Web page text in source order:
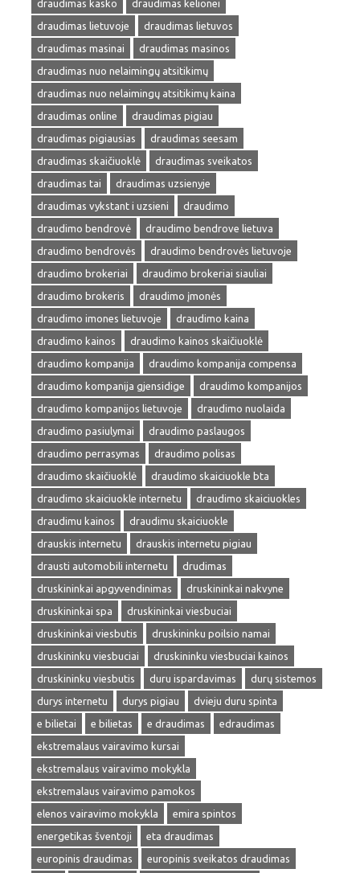
draudimas kasko
draudimas kelionei
draudimas lietuvoje
draudimas lietuvos
draudimas masinai
draudimas masinos
draudimas nuo nelaimingų atsitikimų
draudimas nuo nelaimingų atsitikimų kaina
draudimas online
draudimas pigiau
draudimas pigiausias
draudimas seesam
draudimas skaičiuoklė
draudimas sveikatos
draudimas tai
draudimas uzsienyje
draudimas vykstant i uzsieni
draudimo
draudimo bendrovė
draudimo bendrove lietuva
draudimo bendrovės
draudimo bendrovės lietuvoje
draudimo brokeriai
draudimo brokeriai siauliai
draudimo brokeris
draudimo įmonės
draudimo imones lietuvoje
draudimo kaina
draudimo kainos
draudimo kainos skaičiuoklė
draudimo kompanija
draudimo kompanija compensa
draudimo kompanija gjensidige
draudimo kompanijos
draudimo kompanijos lietuvoje
draudimo nuolaida
draudimo pasiulymai
draudimo paslaugos
draudimo perrasymas
draudimo polisas
draudimo skaičiuoklė
draudimo skaiciuokle bta
draudimo skaiciuokle internetu
draudimo skaiciuokles
draudimu kainos
draudimu skaiciuokle
drauskis internetu
drauskis internetu pigiau
drausti automobili internetu
drudimas
druskininkai apgyvendinimas
druskininkai nakvyne
druskininkai spa
druskininkai viesbuciai
druskininkai viesbutis
druskininku poilsio namai
druskininku viesbuciai
druskininku viesbuciai kainos
druskininku viesbutis
duru ispardavimas
durų sistemos
durys internetu
durys pigiau
dvieju duru spinta
e bilietai
e bilietas e draudimas
edraudimas
ekstremalaus vairavimo kursai
ekstremalaus vairavimo mokykla
ekstremalaus vairavimo pamokos
elenos vairavimo mokykla
emira spintos
energetikas šventoji
eta draudimas
europinis draudimas
europinis sveikatos draudimas